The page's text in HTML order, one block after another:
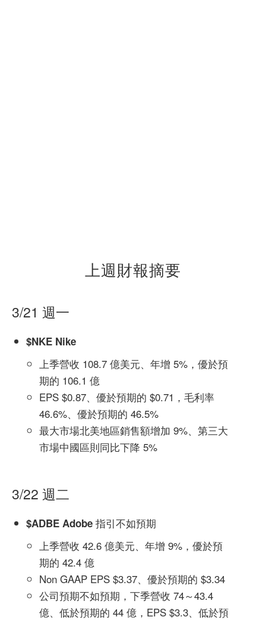
上週財報摘要
3/21 週一
$NKE Nike
上季營收 108.7 億美元、年增 5%，優於預
期的 106.1 億
EPS $0.87、優於預期的 $0.71，毛利率
46.6%、優於預期的 46.5%
最大市場北美地區銷售額增加 9%、第三大
市場中國區則同比下降 5%
3/22 週二
$ADBE Adobe 指引不如預期
上季營收 42.6 億美元、年增 9%，優於預
期的 42.4 億
Non GAAP EPS $3.37、優於預期的 $3.34
公司預期不如預期，下季營收 74～43.4
億、低於預期的 44 億，EPS $3.3、低於預